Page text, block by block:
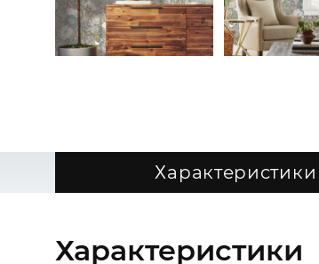
Характеристики
Характеристики